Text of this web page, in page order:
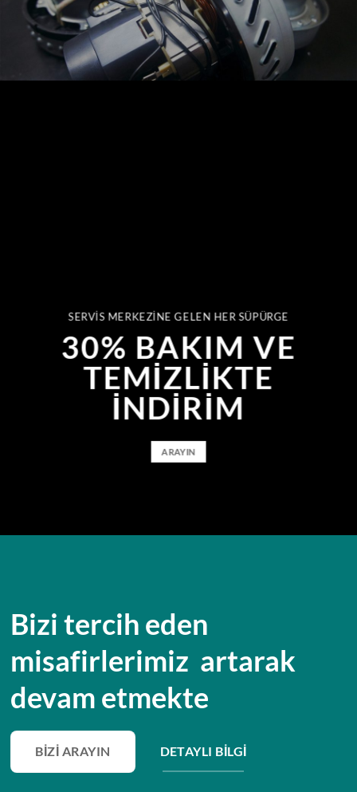
SERVIS MERKEZINE GELEN HER SÜPÜRGE
30% BAKIM VE
TEMIZLIKTE
INDIRIM
ARAYIN
Bizi tercih eden
misafirlerimiz artarak
devam etmekte
BIZI ARAYIN DETAYLI BILGI